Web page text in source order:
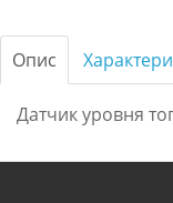
Опис
Датчик уровня